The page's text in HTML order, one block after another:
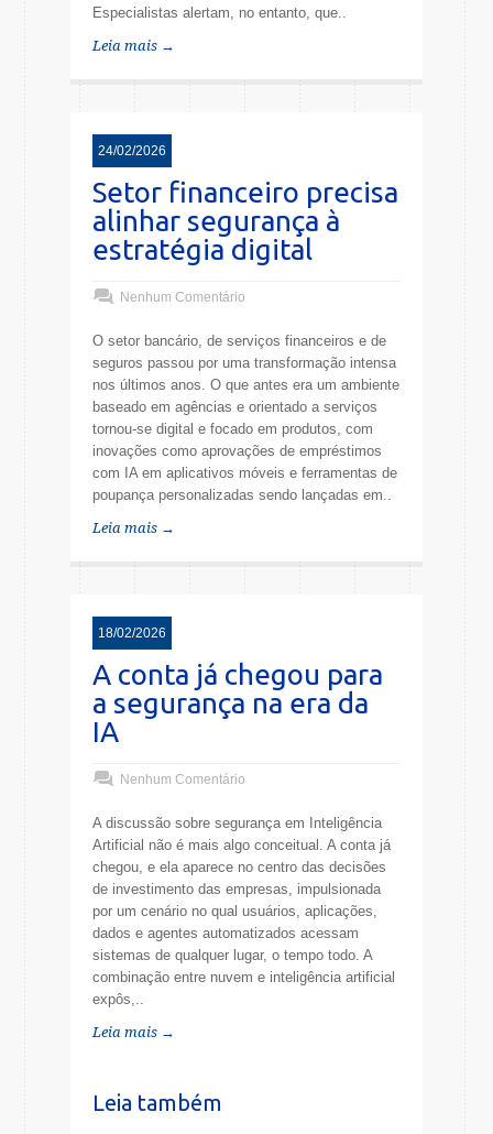
Especialistas alertam, no entanto, que..
Leia mais →
24/02/2026
Setor financeiro precisa
alinhar segurança à
estratégia digital
Nenhum Comentário
O setor bancário, de serviços financeiros e de
seguros passou por uma transformação intensa
nos últimos anos. O que antes era um ambiente
baseado em agências e orientado a serviços
tornou-se digital e focado em produtos, com
inovações como aprovações de empréstimos
com IA em aplicativos móveis e ferramentas de
poupança personalizadas sendo lançadas em..
Leia mais →
18/02/2026
A conta já chegou para
a segurança na era da
IA
Nenhum Comentário
A discussão sobre segurança em Inteligência
Artificial não é mais algo conceitual. A conta já
chegou, e ela aparece no centro das decisões
de investimento das empresas, impulsionada
por um cenário no qual usuários, aplicações,
dados e agentes automatizados acessam
sistemas de qualquer lugar, o tempo todo. A
combinação entre nuvem e inteligência artificial
expôs,..
Leia mais →
Leia também